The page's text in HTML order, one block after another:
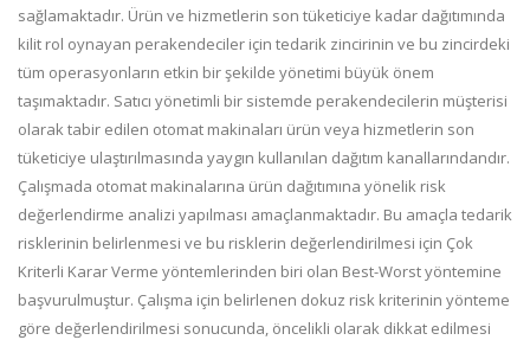
sağlamaktadır. Ürün ve hizmetlerin son tüketiciye kadar dağıtımında
kilit rol oynayan perakendeciler için tedarik zincirinin ve bu zincirdeki
tüm operasyonların etkin bir şekilde yönetimi büyük önem
taşımaktadır. Satıcı yönetimli bir sistemde perakendecilerin müşterisi
olarak tabir edilen otomat makinaları ürün veya hizmetlerin son
tüketiciye ulaştırılmasında yaygın kullanılan dağıtım kanallarındandır.
Çalışmada otomat makinalarına ürün dağıtımına yönelik risk
değerlendirme analizi yapılması amaçlanmaktadır. Bu amaçla tedarik
risklerinin belirlenmesi ve bu risklerin değerlendirilmesi için Çok
Kriterli Karar Verme yöntemlerinden biri olan Best-Worst yöntemine
başvurulmuştur. Çalışma için belirlenen dokuz risk kriterinin yönteme
göre değerlendirilmesi sonucunda, öncelikli olarak dikkat edilmesi